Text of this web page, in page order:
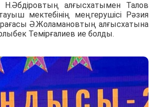
алғысхатымен Талов
мектебінің меңгерушісі Рәзия
Ә.Жоламановтың алғысхатына
Темірғалиев ие болды.